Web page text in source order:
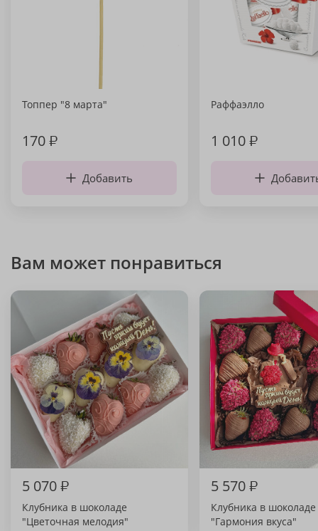
Топпер "8 марта"
170₽
Добавить
Раффаэлло
1 010₽
Вам может понравиться
5 070₽
Клубника в шоколаде
"Цветочная мелодия"
5 570₽
Клубника в шоколаде
"Гармония вкуса"